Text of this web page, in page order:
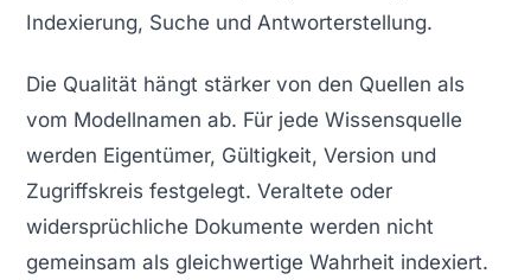
Indexierung, Suche und Antworterstellung.
Die Qualität hängt stärker von den Quellen als
vom Modellnamen ab. Für jede Wissensquelle
werden Eigentümer, Gültigkeit, Version und
Zugriffskreis festgelegt. Veraltete oder
widersprüchliche Dokumente werden nicht
gemeinsam als gleichwertige Wahrheit indexiert.